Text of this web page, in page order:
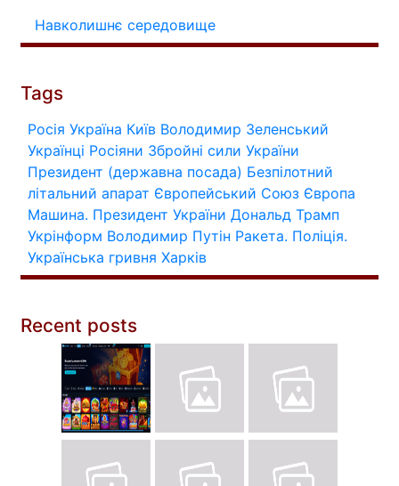
Навколишнє середовище
Tags
Росія Україна Київ Володимир Зеленський
Українці Росіяни Збройні сили України
Президент (державна посада) Безпілотний
літальний апарат Європейський Союз Європа
Машина. Президент України Дональд Трамп
Укрінформ Володимир Путін Ракета. Поліція.
Українська гривня Харків
Recent posts